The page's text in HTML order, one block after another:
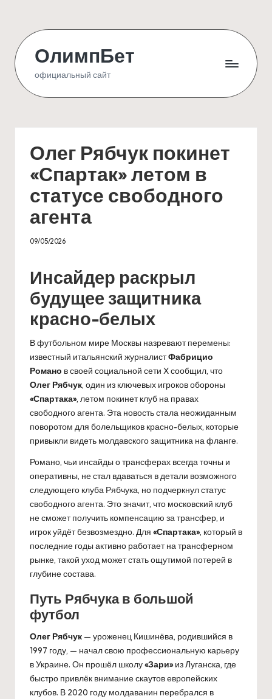
content
ОлимпБет
официальный сайт
Олег Рябчук покинет
«Спартак» летом в
статусе свободного
агента
09/05/2026
Инсайдер раскрыл
будущее защитника
красно-белых
В футбольном мире Москвы назревают перемены:
известный итальянский журналистФабрицио
Романо в своей социальной сети X сообщил, что
Олег Рябчук, один из ключевых игроков обороны
«Спартака», летом покинет клуб на правах
свободного агента. Эта новость стала неожиданным
поворотом для болельщиков красно-белых, которые
привыкли видеть молдавского защитника на фланге.
Романо, чьи инсайды о трансферах всегда точны и
оперативны, не стал вдаваться в детали возможного
следующего клуба Рябчука, но подчеркнул статус
свободного агента. Это значит, что московский клуб
не сможет получить компенсацию за трансфер, и
игрок уйдёт безвозмездно. Для «Спартака», который в
последние годы активно работает на трансферном
рынке, такой уход может стать ощутимой потерей в
глубине состава.
Путь Рябчука в большой
футбол
Олег Рябчук — уроженец Кишинёва, родившийся в
1997 году, — начал свою профессиональную карьеру
в Украине. Он прошёл школу«Зари»из Луганска, где
быстро привлёк внимание скаутов европейских
клубов. В 2020 году молдаванин перебрался в